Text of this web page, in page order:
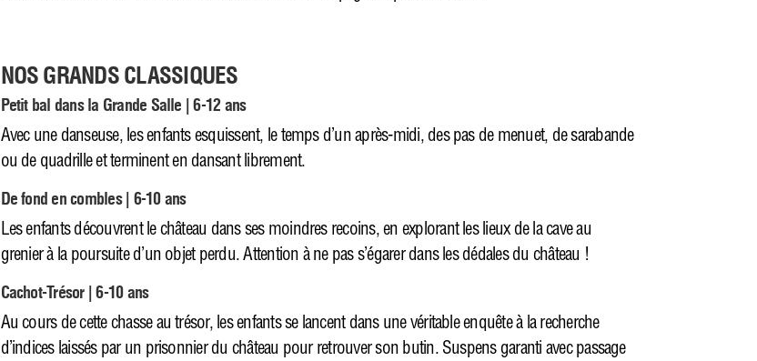
NOS GRANDS CLASSIQUES
Petit bal dans la Grande Salle | 6-12 ans
Avec une danseuse, les enfants esquissent, le temps d’un après-midi, des pas de menuet, de sarabande
ou de quadrille et terminent en dansant librement.
De fond en combles | 6-10 ans
Les enfants découvrent le château dans ses moindres recoins, en explorant les lieux de la cave au
grenier à la poursuite d’un objet perdu. Attention à ne pas s’égarer dans les dédales du château !
Cachot-Trésor | 6-10 ans
Au cours de cette chasse au trésor, les enfants se lancent dans une véritable enquête à la recherche
d’indices laissés par un prisonnier du château pour retrouver son butin. Suspens garanti avec passage